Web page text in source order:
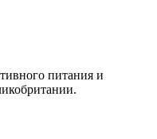
питания и